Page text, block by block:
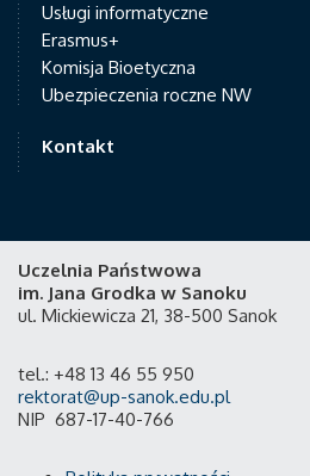
Usługi informatyczne
Erasmus+
Komisja Bioetyczna
Ubezpieczenia roczne NW
Kontakt
Uczelnia Państwowa
im. Jana Grodka w Sanoku
ul. Mickiewicza 21, 38-500 Sanok
tel.: +48 13 46 55 950
rektorat@up-sanok.edu.pl
NIP 687-17-40-766